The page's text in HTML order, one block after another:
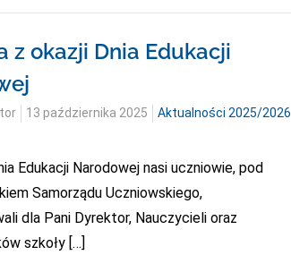
z okazji Dnia Edukacji
Posted
13 października 2025 Aktualności 2025/2026
Edukacji Narodowej nasi uczniowie, pod
Samorządu Uczniowskiego,
dla Pani Dyrektor, Nauczycieli oraz
szkoły […]